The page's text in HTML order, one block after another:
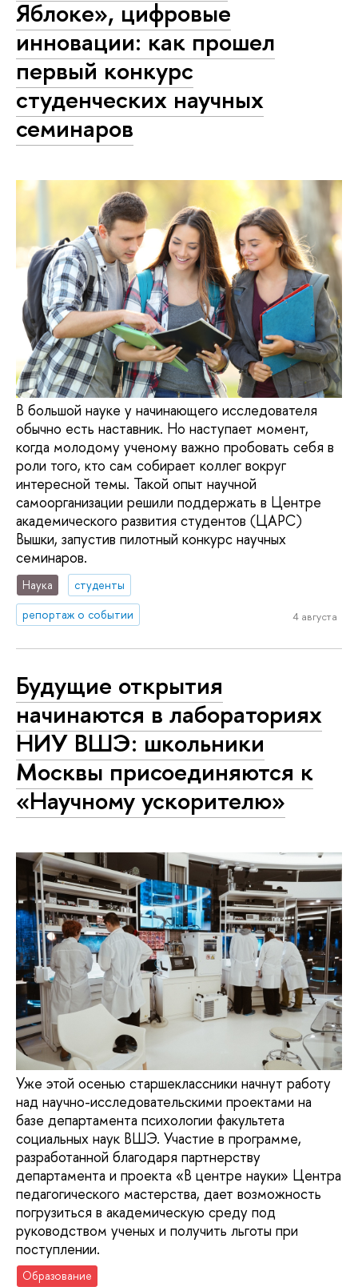
Яблоке», цифровые
инновации: как прошел
первый конкурс
студенческих научных
семинаров
В большой науке у начинающего исследователя
обычно есть наставник. Но наступает момент,
когда молодому ученому важно пробовать себя в
роли того, кто сам собирает коллег вокруг
интересной темы. Такой опыт научной
самоорганизации решили поддержать в Центре
академического развития студентов (ЦАРС)
Вышки, запустив пилотный конкурс научных
семинаров.
Наука
студенты
репортаж о событии
4 августа
Будущие открытия
начинаются в лабораториях
НИУ ВШЭ: школьники
Москвы присоединяются к
«Научному ускорителю»
Уже этой осенью старшеклассники начнут работу
над научно-исследовательскими проектами на
базе департамента психологии факультета
социальных наук ВШЭ. Участие в программе,
разработанной благодаря партнерству
департамента и проекта «В центре науки» Центра
педагогического мастерства, дает возможность
погрузиться в академическую среду под
руководством ученых и получить льготы при
поступлении.
Образование